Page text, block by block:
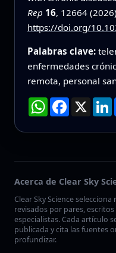
Rep 16, 12664
https://doi.org/
Palabras clave:
enfermedades
remota, personal
WhatsApp
Facebook
X
Acerca de Clear Sky
Clear Sky Science
revisados por pares,
especialistas. Cada artículo
publicada y cita las fuentes
profundizar.